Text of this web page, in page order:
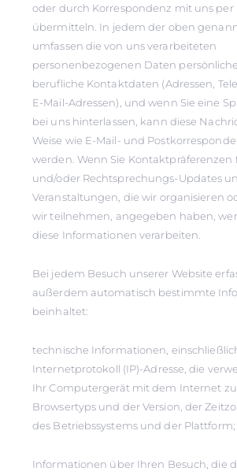
oder durch Korrespondenz mit uns per
übermitteln. In jedem der oben
umfassen die von uns verarbeiteten
personenbezogenen Daten
berufliche Kontaktdaten (Adressen,
E-Mail-Adressen), und wenn Sie eine
bei uns hinterlassen, kann diese
Weise wie E-Mail- und
werden. Wenn Sie Kontaktpräferenzen
und/oder Rechtsprechungs-Updates
Veranstaltungen, die wir organisieren
wir teilnehmen, angegeben haben,
diese Informationen verarbeiten.
Bei jedem Besuch unserer Website
außerdem automatisch bestimmte
beinhaltet:
technische Informationen,
Internetprotokoll (IP)-Adresse, die
Ihr Computergerät mit dem Internet
Browsertyps und der Version, der
des Betriebssystems und der Plattform;
Informationen über Ihren Besuch, die